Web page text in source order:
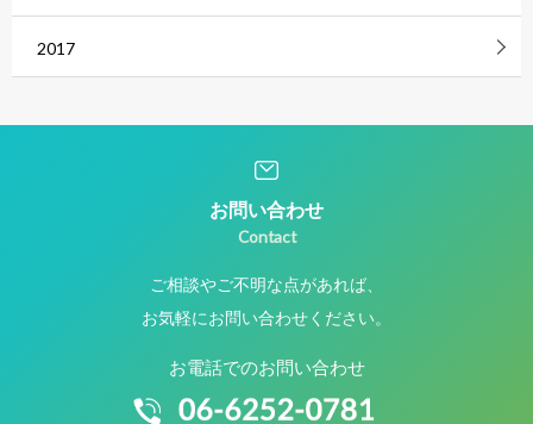
2017
お問い合わせ
Contact
ご相談やご不明な点があれば、
お気軽にお問い合わせください。
お電話でのお問い合わせ